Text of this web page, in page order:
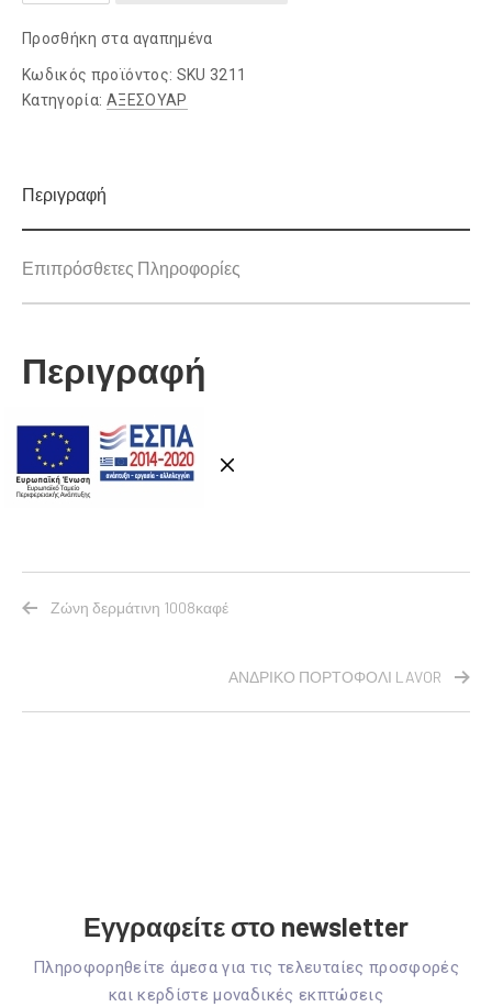
ποσότητα
Προσθήκη στα αγαπημένα
Κωδικός προϊόντος: SKU 3211
Κατηγορία: ΑΞΕΣΟΥΑΡ
Περιγραφή
Επιπρόσθετες Πληροφορίες
Περιγραφή
SKU 3211
Ζώνη δερμάτινη 1008καφέ
ΑΝΔΡΙΚΟ ΠΟΡΤΟΦΟΛΙ LAVOR
Εγγραφείτε στο newsletter
Πληροφορηθείτε άμεσα για τις τελευταίες προσφορές
και κερδίστε μοναδικές εκπτώσεις